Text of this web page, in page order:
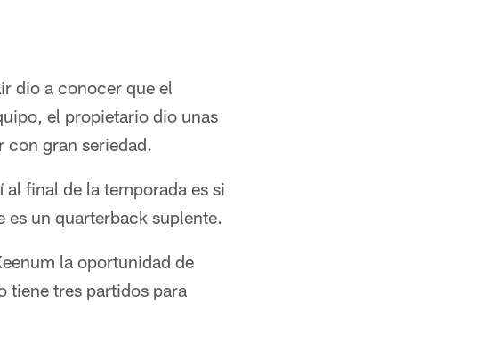
dio a conocer que el
el propietario dio unas
con gran seriedad.
final de la temporada es si
es un quarterback suplente.
la oportunidad de
tiene tres partidos para